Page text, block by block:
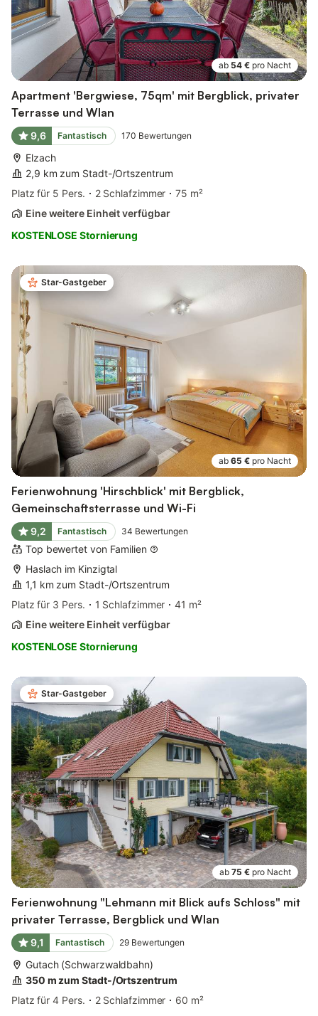
ab 54 € pro Nacht
Apartment 'Bergwiese, 75qm' mit Bergblick, privater
Terrasse und Wlan
9,6 Fantastisch 170 Bewertungen
Elzach
2,9 km zum Stadt-/Ortszentrum
Platz für 5 Pers.
2 Schlafzimmer
75 m²
Eine weitere Einheit verfügbar
KOSTENLOSE Stornierung
Star-Gastgeber
ab 65 € pro Nacht
Ferienwohnung 'Hirschblick' mit Bergblick,
Gemeinschaftsterrasse und Wi-Fi
9,2 Fantastisch 34 Bewertungen
Top bewertet von Familien
Haslach im Kinzigtal
1,1 km zum Stadt-/Ortszentrum
Platz für 3 Pers.
1 Schlafzimmer
41 m²
Eine weitere Einheit verfügbar
KOSTENLOSE Stornierung
Star-Gastgeber
ab 75 € pro Nacht
Ferienwohnung "Lehmann mit Blick aufs Schloss" mit
privater Terrasse, Bergblick und Wlan
9,1 Fantastisch 29 Bewertungen
Gutach (Schwarzwaldbahn)
350 m zum Stadt-/Ortszentrum
Platz für 4 Pers.
2 Schlafzimmer
60 m²